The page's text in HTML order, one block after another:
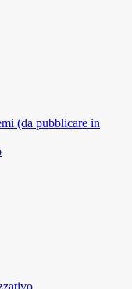
(da pubblicare in